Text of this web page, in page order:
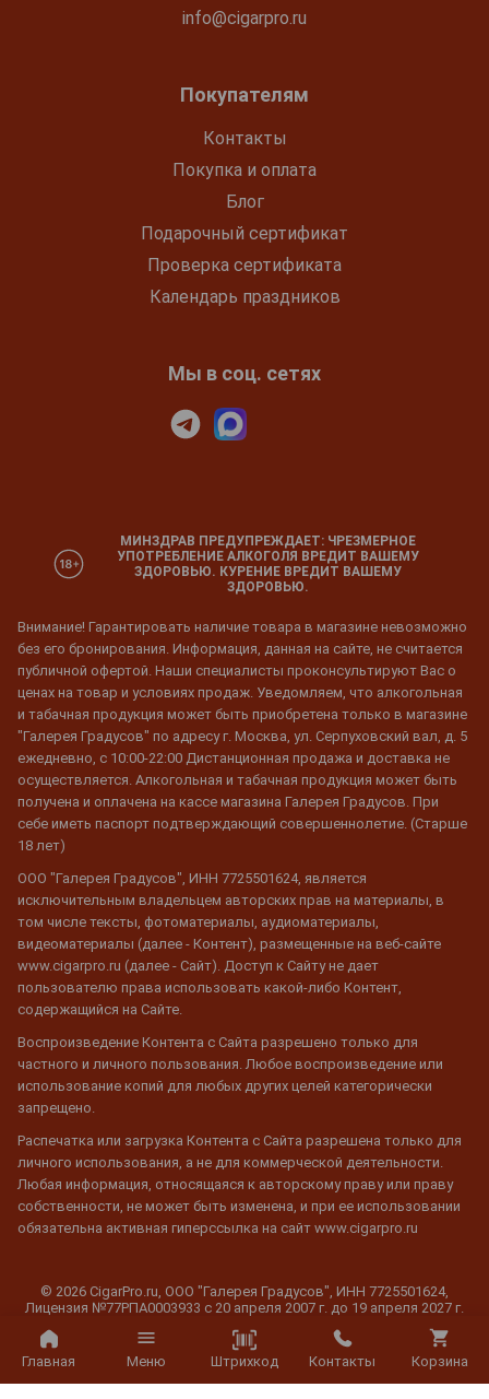
Главная Меню Штрихкод Контакты Корзина
info@cigarpro.ru
Покупателям
Контакты
Покупка и оплата
Блог
Подарочный сертификат
Проверка сертификата
Календарь праздников
Мы в соц. сетях
МИНЗДРАВ ПРЕДУПРЕЖДАЕТ: ЧРЕЗМЕРНОЕ
УПОТРЕБЛЕНИЕ АЛКОГОЛЯ ВРЕДИТ ВАШЕМУ
ЗДОРОВЬЮ. КУРЕНИЕ ВРЕДИТ ВАШЕМУ
ЗДОРОВЬЮ.
Внимание! Гарантировать наличие товара в магазине невозможно
без его бронирования. Информация, данная на сайте, не считается
публичной офертой. Наши специалисты проконсультируют Вас о
ценах на товар и условиях продаж. Уведомляем, что алкогольная
и табачная продукция может быть приобретена только в магазине
"Галерея Градусов" по адресу г. Москва, ул. Серпуховский вал, д. 5
ежедневно, с 10:00-22:00 Дистанционная продажа и доставка не
осуществляется. Алкогольная и табачная продукция может быть
получена и оплачена на кассе магазина Галерея Градусов. При
себе иметь паспорт подтверждающий совершеннолетие. (Старше
18 лет)
ООО "Галерея Градусов", ИНН 7725501624, является
исключительным владельцем авторских прав на материалы, в
том числе тексты, фотоматериалы, аудиоматериалы,
видеоматериалы (далее - Контент), размещенные на веб-сайте
www.cigarpro.ru (далее - Сайт). Доступ к Сайту не дает
пользователю права использовать какой-либо Контент,
содержащийся на Сайте.
Воспроизведение Контента с Сайта разрешено только для
частного и личного пользования. Любое воспроизведение или
использование копий для любых других целей категорически
запрещено.
Распечатка или загрузка Контента с Сайта разрешена только для
личного использования, а не для коммерческой деятельности.
Любая информация, относящаяся к авторскому праву или праву
собственности, не может быть изменена, и при ее использовании
обязательна активная гиперссылка на сайт www.cigarpro.ru
© 2026 CigarPro.ru, ООО "Галерея Градусов", ИНН 7725501624,
Лицензия №77РПА0003933 c 20 апреля 2007 г. до 19 апреля 2027 г.